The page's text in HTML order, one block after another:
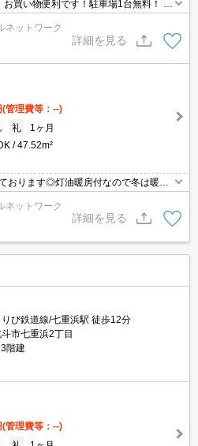
買い物便利です！駐車場1台無料！ 灯
ネットワーク
詳細を見る
(管理費等：--)
礼
1ヶ月
47.52m²
おります◎灯油暖房付なので冬は暖か
ネットワーク
詳細を見る
び鉄道線/七重浜駅 徒歩12分
市七重浜2丁目
3階建
(管理費等：--)